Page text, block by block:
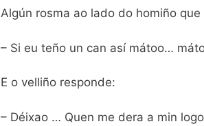
Algún rosma ao lado do homiño
– Si eu teño un can así mátoo…
E o velliño responde:
– Déixao … Quen me dera a min